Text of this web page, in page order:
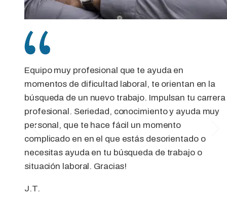
Equipo muy profesional que te ayuda en
momentos de dificultad laboral, te orientan en la
búsqueda de un nuevo trabajo. Impulsan tu carrera
profesional. Seriedad, conocimiento y ayuda muy
personal, que te hace fácil un momento
complicado en en el que estás desorientado o
necesitas ayuda en tu búsqueda de trabajo o
situación laboral. Gracias!
J.T.